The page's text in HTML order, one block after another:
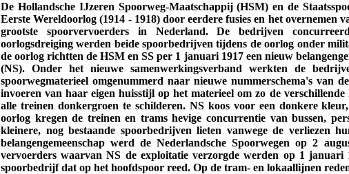
De Hollandsche IJzeren Spoorweg-Maatschappij (HSM) en de
Eerste Wereldoorlog (1914 - 1918) door eerdere fusies en het overnemen
grootste spoorvervoerders in Nederland. De bedrijven
oorlogsdreiging werden beide spoorbedrijven tijdens de oorlog onder
de oorlog richtten de HSM en SS per 1 januari 1917 een nieuw
(NS). Onder het nieuwe samenwerkingsverband werkten de
spoorwegmaterieel omgenummerd naar nieuwe nummerschema's van
invoeren van haar eigen huisstijl op het materieel om zo de
alle treinen donkergroen te schilderen. NS koos voor een donkere
oorlog kregen de treinen en trams hevige concurrentie van bussen,
kleinere, nog bestaande spoorbedrijven lieten vanwege de verliezen
belangengemeenschap werd de Nederlandsche Spoorwegen op 2
vervoerders waarvan NS de exploitatie verzorgde werden op 1 januari
spoorbedrijf dat op het hoofdspoor reed. Op de tram- en lokaallijnen